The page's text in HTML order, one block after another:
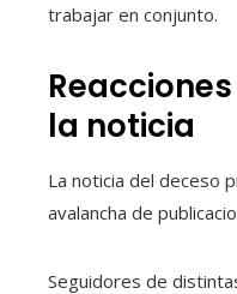
trabajar en conjunto.
la noticia
La noticia del deceso
avalancha de
Seguidores de